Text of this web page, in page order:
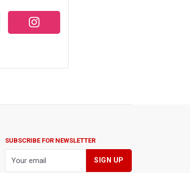
SUBSCRIBE FOR NEWSLETTER